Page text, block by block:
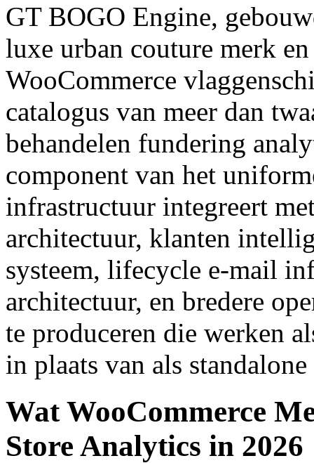
GT BOGO Engine,
luxe urban couture merk
WooCommerce
catalogus van meer dan
behandelen fundering
component van het
infrastructuur integreert
architectuur, klanten
systeem, lifecycle e-mail
architectuur, en bredere
te produceren die werken
in plaats van als
Wat WooCommerce
Store Analytics in 2026